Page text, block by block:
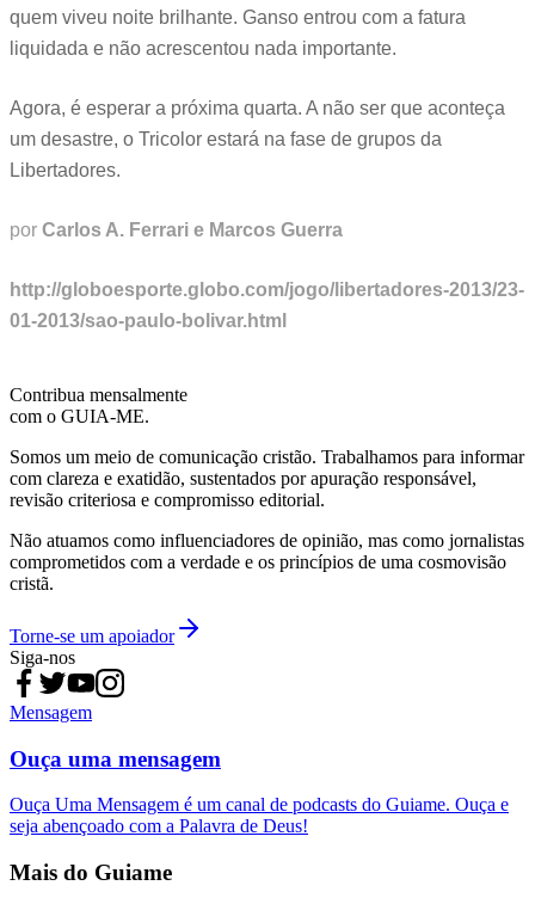
quem viveu noite brilhante. Ganso entrou com a fatura
liquidada e não acrescentou nada importante.
Agora, é esperar a próxima quarta. A não ser que aconteça
um desastre, o Tricolor estará na fase de grupos da
Libertadores.
por Carlos A. Ferrari e Marcos Guerra
http://globoesporte.globo.com/jogo/libertadores-2013/23-
01-2013/sao-paulo-bolivar.html
Contribua mensalmente
com o GUIA-ME.
Somos um meio de comunicação cristão. Trabalhamos para informar
com clareza e exatidão, sustentados por apuração responsável,
revisão criteriosa e compromisso editorial.
Não atuamos como influenciadores de opinião, mas como jornalistas
comprometidos com a verdade e os princípios de uma cosmovisão
cristã.
Torne-se um apoiador
Siga-nos
Mensagem
Ouça uma mensagem
Ouça Uma Mensagem é um canal de podcasts do Guiame. Ouça e
seja abençoado com a Palavra de Deus!
Mais do Guiame